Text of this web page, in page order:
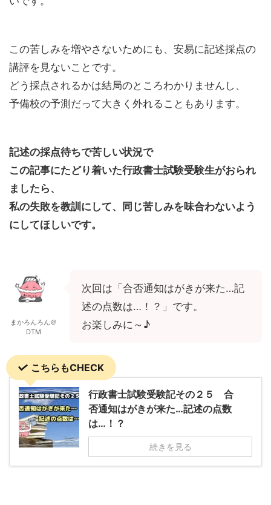
この苦しみを増やさないためにも、安易に記述採点の
講評を見ないことです。
どう採点されるかは結局のところわかりませんし、
予備校の予測だって大きく外れることもあります。
記述の採点待ちで苦しい状況で
この記事にたどり着いた行政書士試験受験生がおられ
ましたら、
私の失敗を教訓にして、同じ苦しみを味合わないよう
にしてほしいです。
まかろんろん＠
DTM
次回は「合否通知はがきが来た…記
述の点数は…！？」です。
お楽しみに～♪
こちらもCHECK
行政書士試験受験記その２５ 合
否通知はがきが来た…記述の点数
は…！？
続きを見る